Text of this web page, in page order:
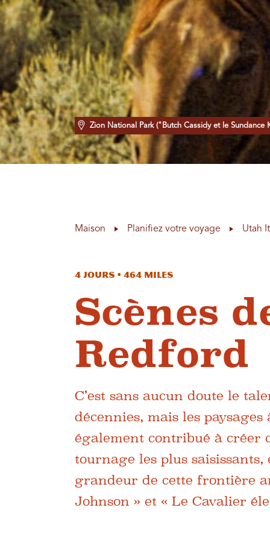
Zion National Park ("Butch Cassidy et le Sundance
Maison Planifiez votre voyage Utah
4 jours • 464 miles
Scènes
Redford
C’est sans aucun doute le
décennies, mais les
également contribué à créer
tournage les plus
grandeur de cette frontière
Johnson » et « Le Cavalier